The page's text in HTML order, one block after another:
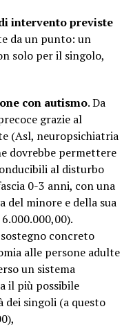
intervento previste
da un punto: un
solo per il singolo,
con autismo. Da
grazie al
(Asl, neuropsichiatria
dovrebbe permettere
al disturbo
0-3 anni, con una
del minore e della sua
concreto
alle persone adulte
un sistema
il più possibile
dei singoli (a questo